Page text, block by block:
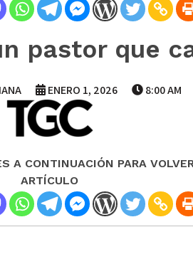
pastor que
ENERO 1, 2026 8:00 AM
A CONTINUACIÓN PARA
ARTÍCULO